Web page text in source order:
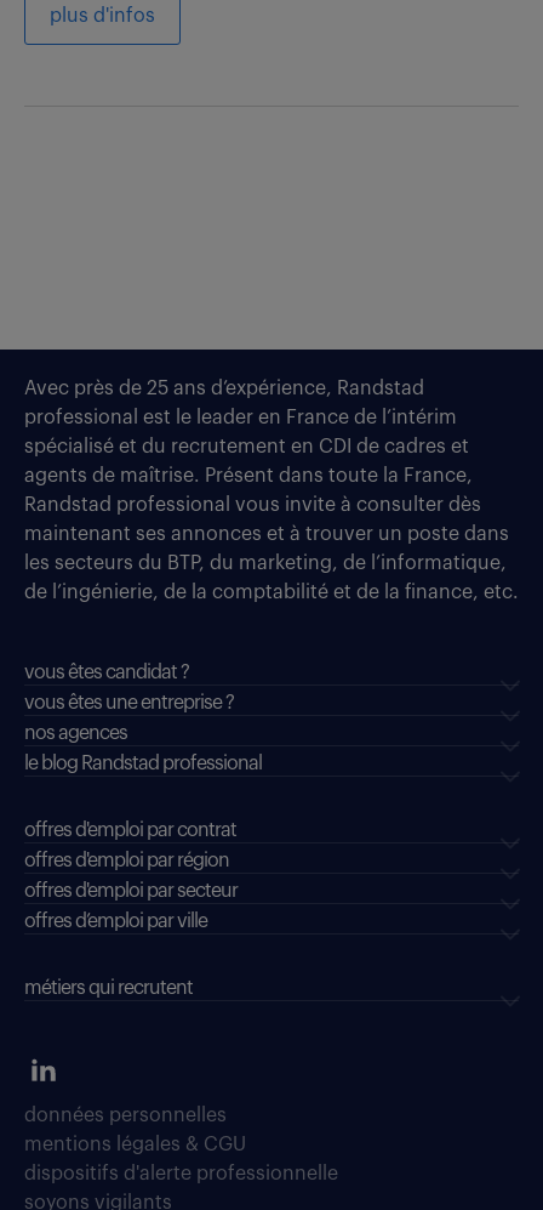
plus d'infos
Avec près de 25 ans d’expérience, Randstad
professional est le leader en France de l’intérim
spécialisé et du recrutement en CDI de cadres et
agents de maîtrise. Présent dans toute la France,
Randstad professional vous invite à consulter dès
maintenant ses annonces et à trouver un poste dans
les secteurs du BTP, du marketing, de l’informatique,
de l’ingénierie, de la comptabilité et de la finance, etc.
vous êtes candidat ?
vous êtes une entreprise ?
nos agences
le blog Randstad professional
offres d'emploi par contrat
offres d'emploi par région
offres d'emploi par secteur
offres d’emploi par ville
métiers qui recrutent
données personnelles
mentions légales & CGU
dispositifs d'alerte professionnelle
soyons vigilants